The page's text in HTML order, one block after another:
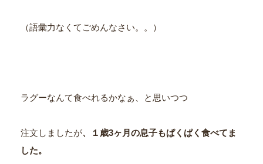
（語彙力なくてごめんなさい。。）
ラグーなんて食べれるかなぁ、と思いつつ
注文しましたが、１歳3ヶ月の息子もぱくぱく食べてま
した。